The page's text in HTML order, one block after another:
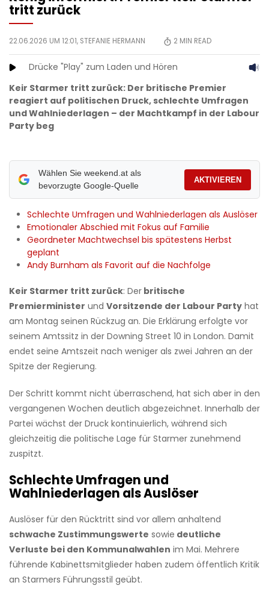
tritt zurück
22.06.2026 UM 12:01, STEFANIE HERMANN 2 MIN READ
Drücke "Play" zum Laden und Hören
Keir Starmer tritt zurück: Der britische Premier
reagiert auf politischen Druck, schlechte Umfragen
und Wahlniederlagen – der Machtkampf in der Labour
Party beg
Wählen Sie weekend.at als
bevorzugte Google-Quelle
AKTIVIEREN
Schlechte Umfragen und Wahlniederlagen als Auslöser
Emotionaler Abschied mit Fokus auf Familie
Geordneter Machtwechsel bis spätestens Herbst
geplant
Andy Burnham als Favorit auf die Nachfolge
Keir Starmer tritt zurück: Der britische
Premierminister und Vorsitzende der Labour Party hat
am Montag seinen Rückzug an. Die Erklärung erfolgte vor
seinem Amtssitz in der Downing Street 10 in London. Damit
endet seine Amtszeit nach weniger als zwei Jahren an der
Spitze der Regierung.
Der Schritt kommt nicht überraschend, hat sich aber in den
vergangenen Wochen deutlich abgezeichnet. Innerhalb der
Partei wächst der Druck kontinuierlich, während sich
gleichzeitig die politische Lage für Starmer zunehmend
zuspitzt.
Schlechte Umfragen und
Wahlniederlagen als Auslöser
Auslöser für den Rücktritt sind vor allem anhaltend
schwache Zustimmungswerte sowie deutliche
Verluste bei den Kommunalwahlen im Mai. Mehrere
führende Kabinettsmitglieder haben zudem öffentlich Kritik
an Starmers Führungsstil geübt.